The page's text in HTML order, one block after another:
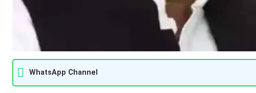
WhatsApp Channel